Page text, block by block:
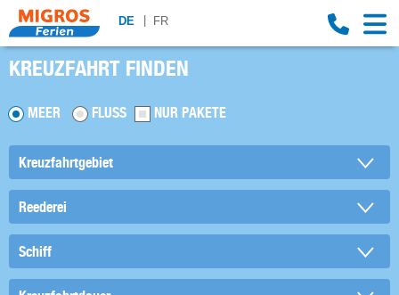
DE FR
KREUZFAHRT FINDEN
MEER FLUSS NUR PAKETE